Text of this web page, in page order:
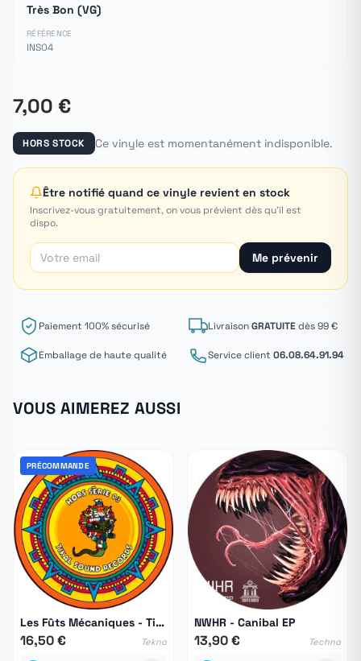
Très Bon (VG)
RÉFÉRENCE
INS04
7,00 €
HORS STOCK Ce vinyle est momentanément indisponible.
Être notifié quand ce vinyle revient en stock
Inscrivez-vous gratuitement, on vous prévient dès qu'il est
dispo.
Me prévenir
Paiement 100% sécurisé LivraisonGRATUITEdès 99 €
Emballage de haute qualité Service client 06.08.64.91.94
VOUS AIMEREZ AUSSI
PRÉCOMMANDE
Les Fûts Mécaniques - Tikal Hors Série 03
16,50 € Tekno
NWHR - Canibal EP
13,90 € Techno